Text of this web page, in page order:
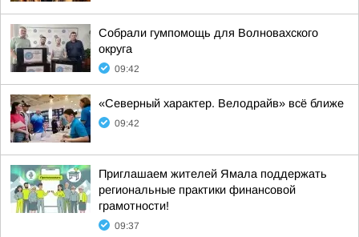
Собрали гумпомощь для Волновахского
округа
09:42
«Северный характер. Велодрайв» всё ближе
09:42
Приглашаем жителей Ямала поддержать
региональные практики финансовой
грамотности!
09:37